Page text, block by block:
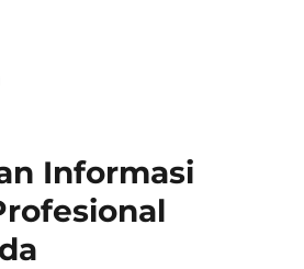
Informasi